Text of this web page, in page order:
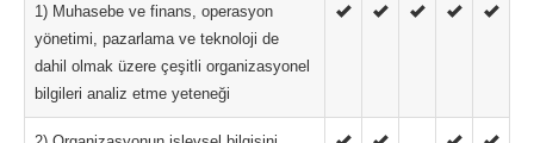
1) Muhasebe ve finans, operasyon
yönetimi, pazarlama ve teknoloji de
dahil olmak üzere çeşitli organizasyonel
bilgileri analiz etme yeteneği